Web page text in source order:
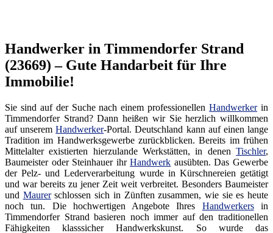
Handwerker in Timmendorfer Strand
(23669) – Gute Handarbeit für Ihre
Immobilie!
Sie sind auf der Suche nach einem professionellenHandwerkerin
Timmendorfer Strand? Dann heißen wir Sie herzlich willkommen
auf unseremHandwerker-Portal. Deutschland kann auf einen lange
Tradition im Handwerksgewerbe zurückblicken. Bereits im frühen
Mittelalter existierten hierzulande Werkstätten, in denen Tischler,
Baumeister oder Steinhauer ihrHandwerk ausübten. Das Gewerbe
der Pelz- und Lederverarbeitung wurde in Kürschnereien getätigt
und war bereits zu jener Zeit weit verbreitet. Besonders Baumeister
und Maurerschlossen sich in Zünften zusammen, wie sie es heute
noch tun. Die hochwertigen Angebote Ihres Handwerkersin
Timmendorfer Strand basieren noch immer auf den traditionellen
Fähigkeiten klasssicher Handwerkskunst. So wurde das